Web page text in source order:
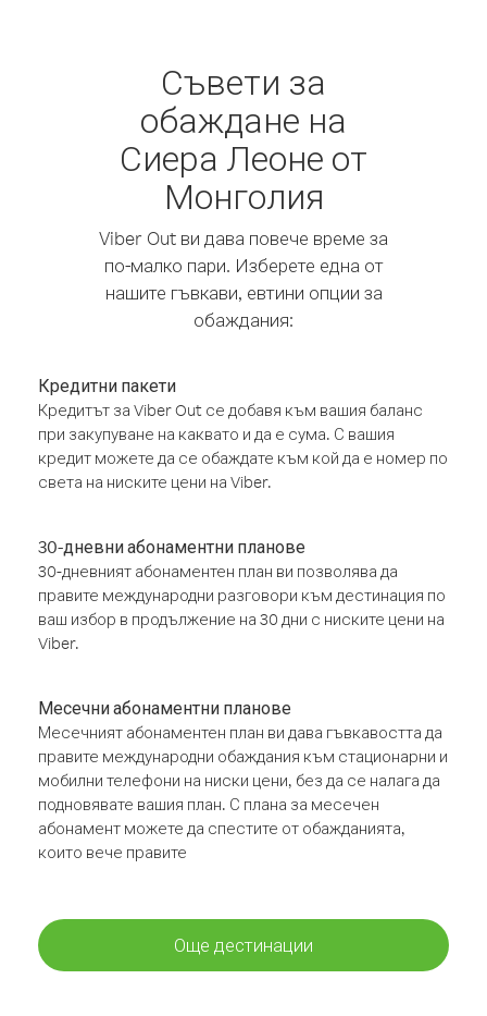
Съвети за
обаждане на
Сиера Леоне от
Монголия
Viber Out ви дава повече време за
по-малко пари. Изберете една от
нашите гъвкави, евтини опции за
обаждания:
Кредитни пакети
Кредитът за Viber Out се добавя към вашия баланс
при закупуване на каквато и да е сума. С вашия
кредит можете да се обаждате към кой да е номер по
света на ниските цени на Viber.
30-дневни абонаментни планове
30-дневният абонаментен план ви позволява да
правите международни разговори към дестинация по
ваш избор в продължение на 30 дни с ниските цени на
Viber.
Месечни абонаментни планове
Месечният абонаментен план ви дава гъвкавостта да
правите международни обаждания към стационарни и
мобилни телефони на ниски цени, без да се налага да
подновявате вашия план. С плана за месечен
абонамент можете да спестите от обажданията,
които вече правите
Още дестинации